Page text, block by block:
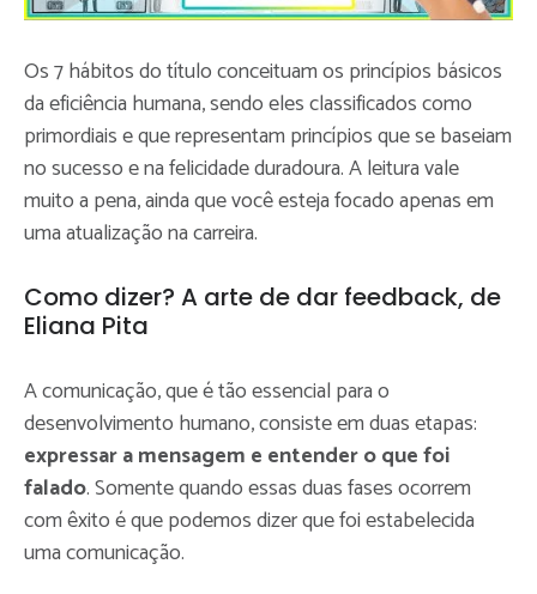
Os 7 hábitos do título conceituam os princípios básicos
da eficiência humana, sendo eles classificados como
primordiais e que representam princípios que se baseiam
no sucesso e na felicidade duradoura. A leitura vale
muito a pena, ainda que você esteja focado apenas em
uma atualização na carreira.
Como dizer? A arte de dar feedback, de
Eliana Pita
A comunicação, que é tão essencial para o
desenvolvimento humano, consiste em duas etapas:
expressar a mensagem e entender o que foi
falado. Somente quando essas duas fases ocorrem
com êxito é que podemos dizer que foi estabelecida
uma comunicação.